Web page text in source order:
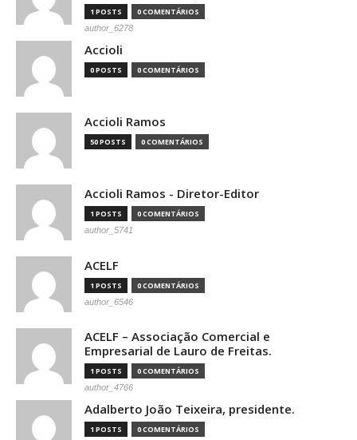
1 POSTS 0 COMENTÁRIOS
author_6278
Accioli
0 POSTS 0 COMENTÁRIOS
Accioli Ramos
50 POSTS 0 COMENTÁRIOS
Accioli Ramos - Diretor-Editor
1 POSTS 0 COMENTÁRIOS
author_5741
ACELF
1 POSTS 0 COMENTÁRIOS
author_6546
ACELF – Associação Comercial e
Empresarial de Lauro de Freitas.
1 POSTS 0 COMENTÁRIOS
author_4766
Adalberto João Teixeira, presidente.
1 POSTS 0 COMENTÁRIOS